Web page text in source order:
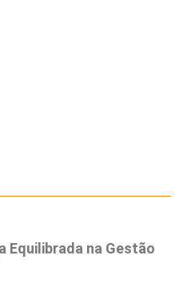
Equilibrada na Gestão